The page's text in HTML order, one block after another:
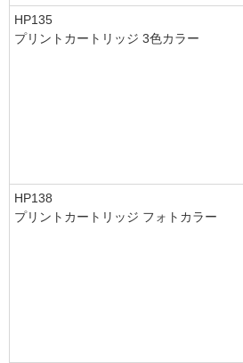
HP135
プリントカートリッジ 3色カラー
HP138
プリントカートリッジ フォトカラー